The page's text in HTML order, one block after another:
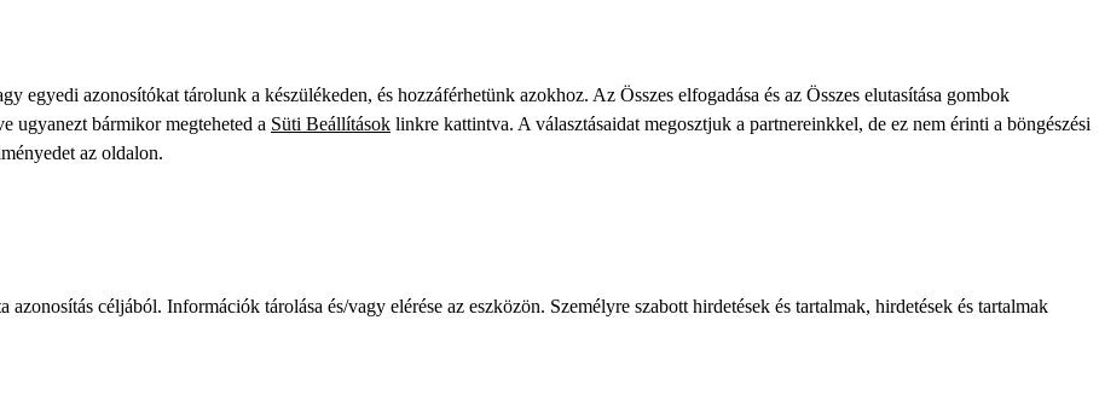
egyedi azonosítókat tárolunk a készülékeden, és hozzáférhetünk azokhoz. Az Összes elfogadása és az Összes elutasítása gombok
ugyanezt bármikor megteheted a Süti Beállítások linkre kattintva. A választásaidat megosztjuk a partnereinkkel, de ez nem érinti a böngészési
az oldalon.
céljából. Információk tárolása és/vagy elérése az eszközön. Személyre szabott hirdetések és tartalmak, hirdetések és tartalmak